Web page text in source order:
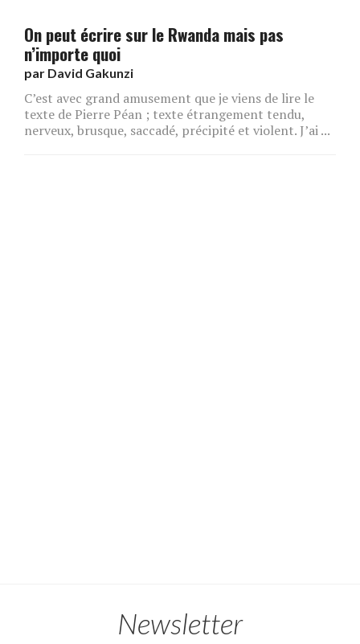
On peut écrire sur le Rwanda mais pas
n’importe quoi
par David Gakunzi
C’est avec grand amusement que je viens de lire le
texte de Pierre Péan ; texte étrangement tendu,
nerveux, brusque, saccadé, précipité et violent. J’ai ...
Newsletter